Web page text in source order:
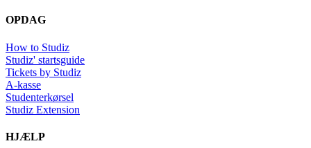
OPDAG
How to Studiz
Studiz' startsguide
Tickets by Studiz
A-kasse
Studenterkørsel
Studiz Extension
HJÆLP